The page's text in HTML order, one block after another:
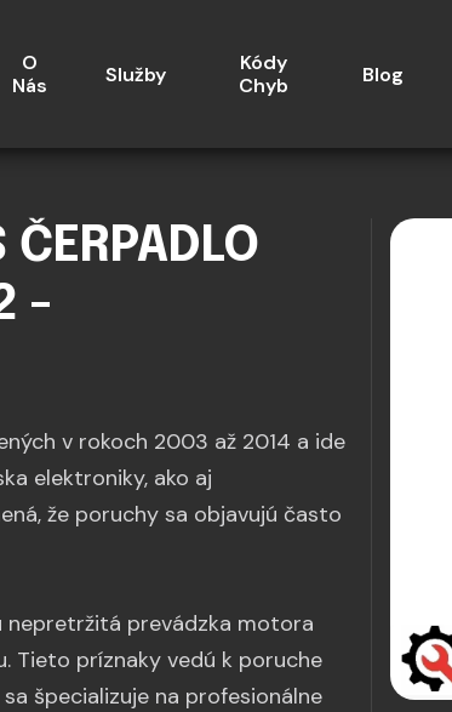
O
Nás
Služby
Kódy
Chyb
Blog
ČERPADLO
-
v rokoch 2003 až 2014 a ide
elektroniky, ako aj
že poruchy sa objavujú často
nepretržitá prevádzka motora
Tieto príznaky vedú k poruche
špecializuje na profesionálne